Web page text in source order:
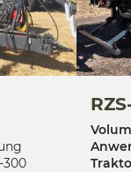
300